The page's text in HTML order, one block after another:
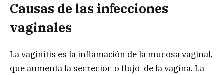
Causas de las infecciones
vaginales
La vaginitis es la inflamación de la mucosa vaginal,
que aumenta la secreción o flujo de la vagina. La